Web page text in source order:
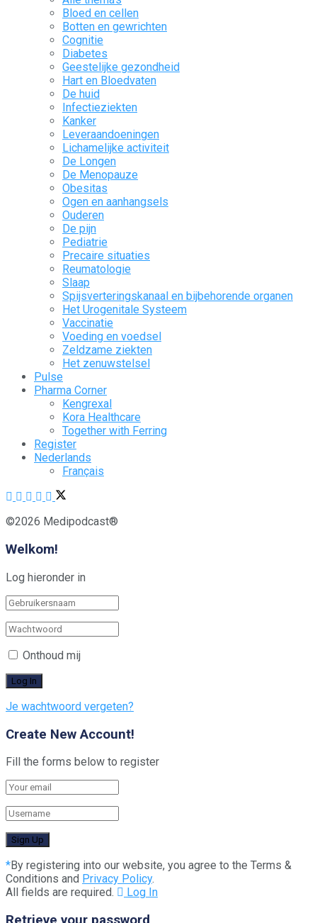
Bloed en cellen
Botten en gewrichten
Cognitie
Diabetes
Geestelijke gezondheid
Hart en Bloedvaten
De huid
Infectieziekten
Kanker
Leveraandoeningen
Lichamelijke activiteit
De Longen
De Menopauze
Obesitas
Ogen en aanhangsels
Ouderen
De pijn
Pediatrie
Precaire situaties
Reumatologie
Slaap
Spijsverteringskanaal en bijbehorende organen
Het Urogenitale Systeem
Vaccinatie
Voeding en voedsel
Zeldzame ziekten
Het zenuwstelsel
Pulse
Pharma Corner
Kengrexal
Kora Healthcare
Together with Ferring
Register
Nederlands
Français
©2026 Medipodcast®
Welkom!
Log hieronder in
Onthoud mij
Je wachtwoord vergeten?
Create New Account!
Fill the forms below to register
*By registering into our website, you agree to the Terms &
Conditions and Privacy Policy.
All fields are required.
Log In